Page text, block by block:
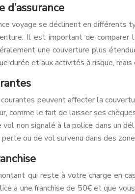
d’assurance
voyage se déclinent en différents
Il est important de
une couverture plus
durée et aux activités à risque,
peuvent affecter la
comme le fait de laisser ses
non signalé à la police dans un
ou de vol survenu dans des
qui reste à votre charge en
a une franchise de 50€ et que